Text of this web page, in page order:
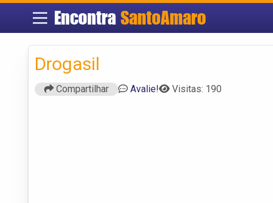
Encontra SantoAmaro
Drogasil
Compartilhar Avalie! Visitas: 190